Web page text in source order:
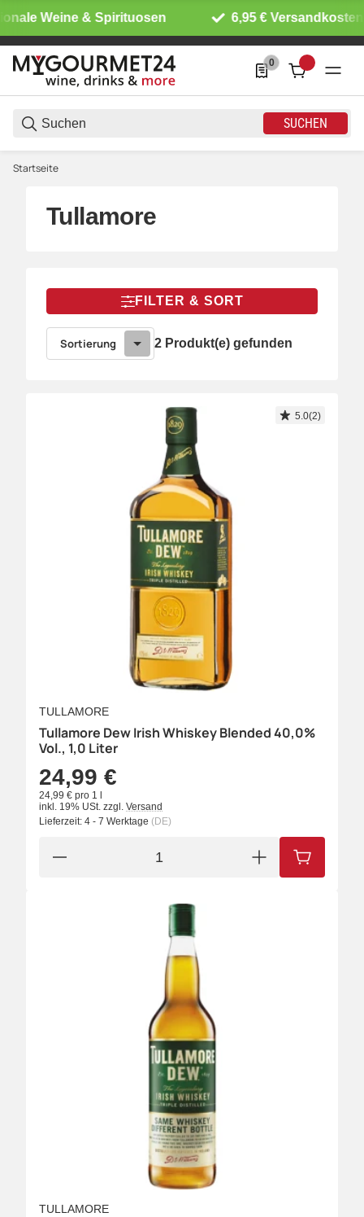
Weine & Spirituosen 6,95 € Versandkosten
SUCHEN
0
0 Produkte in der
Startseite
Tullamore
FILTER & SORT
Sortierung 2 Produkt(e) gefunden
5.0(2)
TULLAMORE
Tullamore Dew Irish Whiskey Blended 40,0%
Vol., 1,0 Liter
24,99 €
24,99 € pro 1 l
inkl. 19% USt. zzgl. Versand
Lieferzeit: 4 - 7 Werktage (DE)
IN DEN
TULLAMORE